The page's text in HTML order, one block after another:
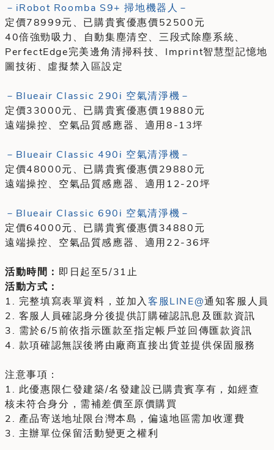
－iRobot Roomba S9+ 掃地機器人－
定價78999元、已購貴賓優惠價52500元
40倍強勁吸力、自動集塵清空、三段式除塵系統、
PerfectEdge完美邊角清掃科技、Imprint智慧型記憶地
圖技術、虛擬禁入區設定
－Blueair Classic 290i 空氣清淨機－
定價33000元、已購貴賓優惠價19880元
遠端操控、空氣品質感應器、適用8-13坪
－Blueair Classic 490i 空氣清淨機－
定價48000元、已購貴賓優惠價29880元
遠端操控、空氣品質感應器、適用12-20坪
－Blueair Classic 690i 空氣清淨機－
定價64000元、已購貴賓優惠價34880元
遠端操控、空氣品質感應器、適用22-36坪
活動時間： 即日起至5/31止
活動方式：
1. 完整填寫表單資料，並加入客服LINE@通知客服人員
2. 客服人員確認身分後提供訂購確認訊息及匯款資訊
3. 需於6/5前依指示匯款至指定帳戶並回傳匯款資訊
4. 款項確認無誤後將由廠商直接出貨並提供保固服務
注意事項：
1. 此優惠限仁發建築/名發建設已購貴賓享有，如經查
核未符合身分，需補差價至原價購買
2. 產品寄送地址限台灣本島，偏遠地區需加收運費
3. 主辦單位保留活動變更之權利